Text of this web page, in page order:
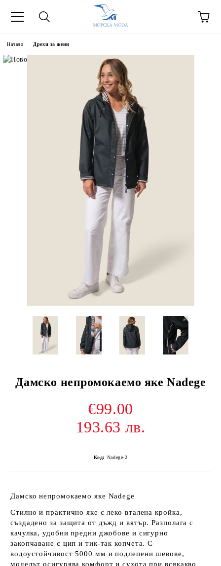
Начало Дрехи за жени
Дамско непромокаемо яке Nadege
€99.00
193.63 лв.
Код: Nadege-2
Дамско непромокаемо яке Nadege
Стилно и практично яке с леко вталена кройка,
създадено за защита от дъжд и вятър. Разполага с
качулка, удобни предни джобове и сигурно
закопчаване с цип и тик-так копчета. С
водоустойчивост 5000 мм и подлепени шевове,
моделът осигурява комфорт и сухота при всякакво